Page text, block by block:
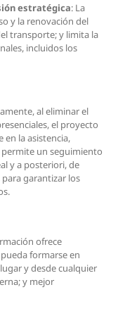
estratégica: La
y la renovación del
transporte; y limita la
incluidos los
al eliminar el
el proyecto
en la asistencia,
un seguimiento
y a posteriori, de
garantizar los
ofrece
formarse en
y desde cualquier
y mejor